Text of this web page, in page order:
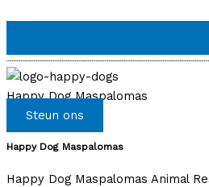
Happy Dog Maspalomas
Steun ons
Happy Dog Maspalomas
Happy Dog Maspalomas Animal